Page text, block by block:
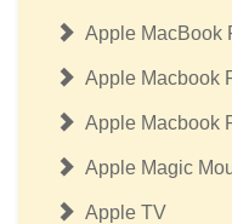
Apple MacBook
Apple Macbook
Apple Macbook
Apple Magic
Apple TV